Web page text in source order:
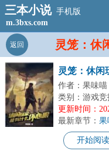
三本小说 手机版
m.3bxs.com
灵笼：休
返回
灵笼：休闲
作者：果味喵
类别：游戏竞
更新时间：
最新章节： 果
开始阅读